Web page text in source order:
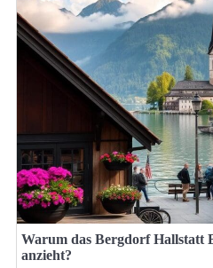
Warum das Bergdorf Hallstatt
anzieht?